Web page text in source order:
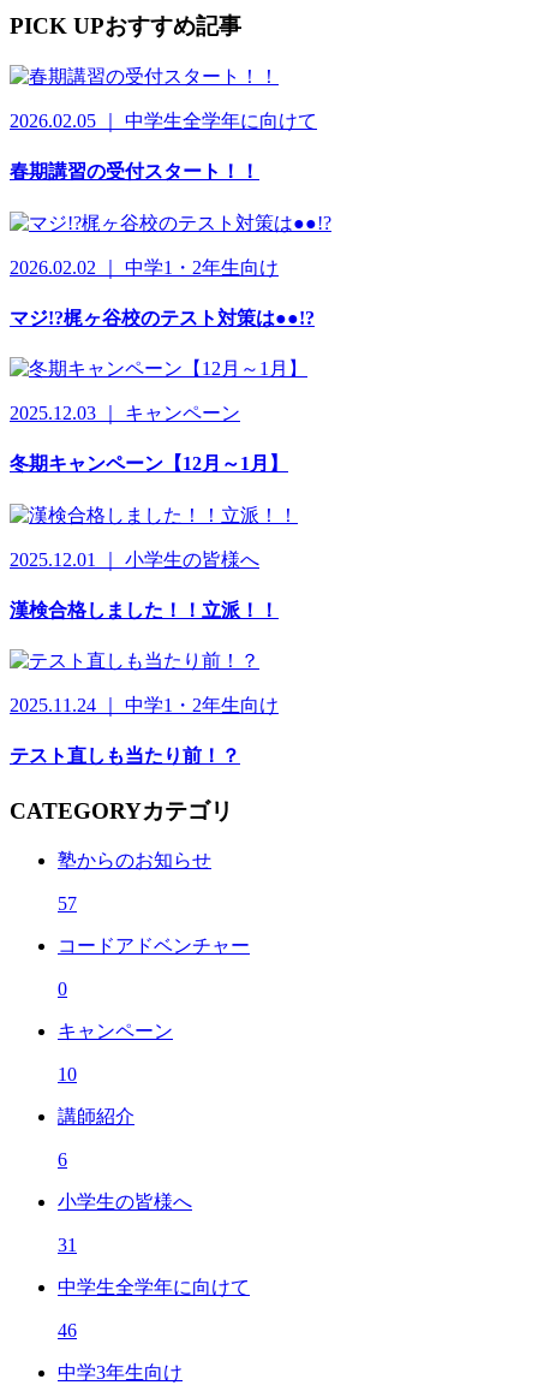
PICK UPおすすめ記事
2026.02.05 ｜ 中学生全学年に向けて
春期講習の受付スタート！！
2026.02.02 ｜ 中学1・2年生向け
マジ!?梶ヶ谷校のテスト対策は●●!?
2025.12.03 ｜ キャンペーン
冬期キャンペーン【12月～1月】
2025.12.01 ｜ 小学生の皆様へ
漢検合格しました！！立派！！
2025.11.24 ｜ 中学1・2年生向け
テスト直しも当たり前！？
CATEGORYカテゴリ
塾からのお知らせ
57
コードアドベンチャー
0
キャンペーン
10
講師紹介
6
小学生の皆様へ
31
中学生全学年に向けて
46
中学3年生向け